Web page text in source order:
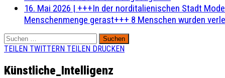
16. Mai 2026 | +++In der norditalienischen Stadt
Menschenmenge gerast+++ 8 Menschen wurden
Suchen
nach:
TEILEN TWITTERN TEILEN DRUCKEN
Künstliche_Intelligenz